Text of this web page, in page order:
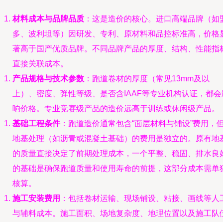
材料成本与品牌品质 ：这是造价的核心。进口高端品牌（如
多、波利坦等）因研发、专利、原材料和品控标准高，价格
著高于国产优质品牌。不同品牌产品的厚度、结构、性能指
直接关联成本。
产品规格与技术参数 ：跑道卷材的厚度（常见13mm及以
上）、密度、弹性等级、是否含IAAF等专业机构认证，都
响价格。专业竞赛级产品的造价远高于训练或休闲级产品。
基础工程条件：跑道造价通常包含“面层材料与铺设”费用，
地基处理（如沥青或混凝土基础）的费用是独立的。原有地
的质量直接决定了前期处理成本，一个平整、稳固、排水良
的基础是确保跑道质量和使用寿命的前提，这部分成本需单
核算。
施工安装费用 ：包括卷材运输、现场铺设、粘接、画线等人
与辅料成本。施工面积、场地复杂度、地理位置以及施工队